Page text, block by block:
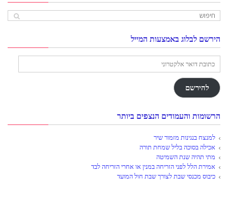
הירשם לבלוג באמצעות המייל
אלקטרוני
להירשם
הרשומות והעמודים הנצפים ביותר
למנצח בנגינות מזמור שיר
אכילה בסוכה בליל שמחת תורה
מתי תהיה שנת השמיטה
אמירת הלל לפני הזריחה במנין או אחרי הזריחה לבד
כיבוס מכנסי שבת לצורך שבת חול המועד